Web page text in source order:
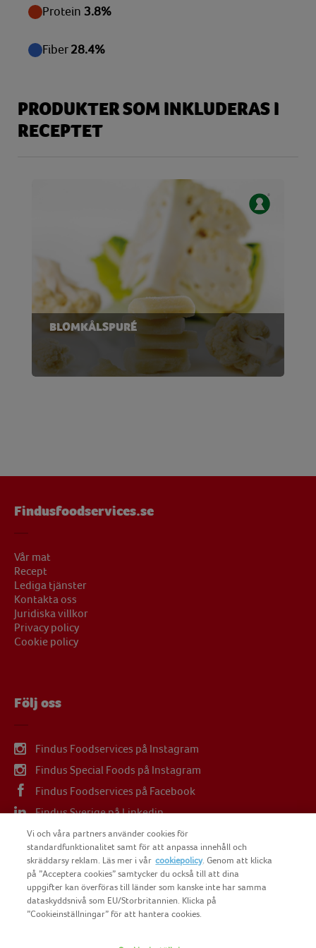
Protein 3.8%
Fiber 28.4%
PRODUKTER SOM INKLUDERAS I
RECEPTET
BLOMKÅLSPURÉ
Findusfoodservices.se
Vår mat
Recept
Lediga tjänster
Kontakta oss
Juridiska villkor
Privacy policy
Cookie policy
Följ oss
Findus Foodservices på Instagram
Findus Special Foods på Instagram
Findus Foodservices på Facebook
Findus Sverige på Linkedin
Findus Sverige på Youtube
COPYRIGHT FINDUS SVERIGE AB 2025
Vi och våra partners använder cookies för
standardfunktionalitet samt för att anpassa innehåll och
skräddarsy reklam. Läs mer i vår cookiepolicy. Genom att klicka
på ”Acceptera cookies” samtycker du också till att dina
uppgifter kan överföras till länder som kanske inte har samma
dataskyddsnivå som EU/Storbritannien. Klicka på
”Cookieinställningar” för att hantera cookies.